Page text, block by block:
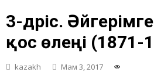
3-дәріс.
қос өлеңі
kazakh Мам 3, 2017